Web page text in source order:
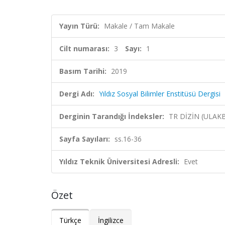
Yayın Türü: Makale / Tam Makale
Cilt numarası: 3 Sayı: 1
Basım Tarihi: 2019
Dergi Adı: Yıldız Sosyal Bilimler Enstitüsü Dergisi
Derginin Tarandığı İndeksler: TR DİZİN
Sayfa Sayıları: ss.16-36
Yıldız Teknik Üniversitesi Adresli: Evet
Özet
Türkçe İngilizce